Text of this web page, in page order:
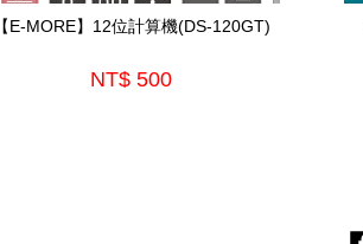
【E-MORE】12位計算機(DS-120GT)
NT$ 500